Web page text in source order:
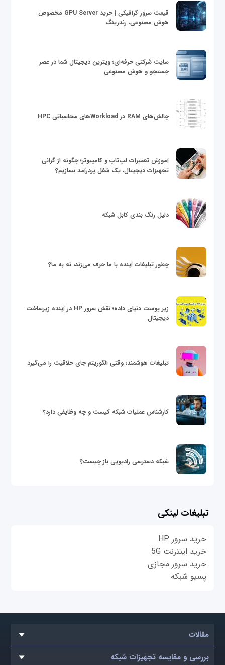
قیمت سرور گرافیکی | خرید GPU Server مخصوص
هوش مصنوعی، رندرینگ
سایت شرکتی حرفه‌ای؛ ویترین دیجیتال شما در عصر
جستجو و هوش مصنوعی
چالش‌های RAM در Workloadهای محاسباتی HPC
آموزش تعمیرات لپ‌تاپ و کامپیوتر؛ چگونه از گرانی
تجهیزات دیجیتال، یک شغل پردرآمد بسازیم؟
دلیل رنگ بندی کابل شبکه
چطور تبلیغات آینده با ما حرف می‌زند، نه به ما؟
زیر پوست دنیای داده؛ نقش سرور HP در آینده زیرساخت
دیجیتال
تبلیغات هوشمند؛ وقتی الگوریتم جای خلاقیت را می‌گیرد
کارشناس عملیات شبکه کیست و چه وظایفی دارد؟
شبکه دسترسی رادیویی باز چیست؟
تبلیغات لینکی
خرید سرور HP
خرید اینترنت 5G
خرید سرور مجازی
پسیو شبکه
مقالات
بررسی و مقایسه تجهیزات شبکه